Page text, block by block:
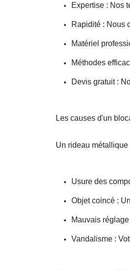
Expertise : Nos
Rapidité : Nous
Matériel
Méthodes
Devis gratuit :
Les causes d'un
Un rideau
Usure des
Objet coincé :
Mauvais
Vandalisme :